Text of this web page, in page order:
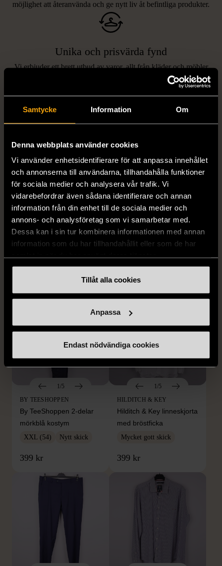
Samtycke Information Om
Denna webbplats använder cookies
Vi använder enhetsidentifierare för att anpassa innehållet
och annonserna till användarna, tillhandahålla funktioner
för sociala medier och analysera vår trafik. Vi
vidarebefordrar även sådana identifierare och annan
information från din enhet till de sociala medier och
annons- och analysföretag som vi samarbetar med.
Dessa kan i sin tur kombinera informationen med annan
information som du har tillhandahållit eller som de har
Tillåt alla cookies
Anpassa
Endast nödvändiga cookies
möjlighet att återanvända och ge nytt liv åt befintliga produkter.
Unika och prisvärda fynd
Vi erbjuder ett brett utbud av varor, allt från kläder och möbler
till böcker och elektronik i våra butiker. Du har chansen att hitta
unika och originella föremål som inte finns i vanliga butiker.
LIKNANDE PRODUKTER
Hitta produkter som påminner om denna
1/5
1/5
1/5
BY TEESHOPPEN
By TeeShoppen 2-delar
mörkblå kostym
XXL (54) Nytt skick
399 kr
1/5
HILDITCH & KEY
Hilditch & Key linneskjorta
med bröstficka
Mycket gott skick
399 kr